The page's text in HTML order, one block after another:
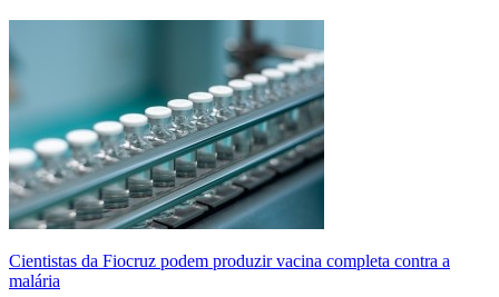
Cientistas da Fiocruz podem produzir vacina completa contra a
malária